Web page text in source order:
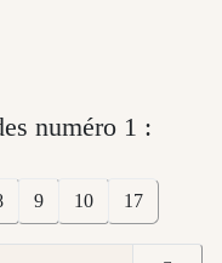
numéro 1 :
9 10 17